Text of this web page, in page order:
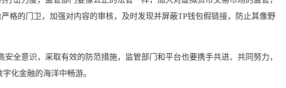
格的门卫，加强对内容的审核，及时发现并屏蔽TP钱包假链接，防止其像野
全意识，采取有效的防范措施，监管部门和平台也要携手共进、共同努力，
化金融的海洋中畅游。